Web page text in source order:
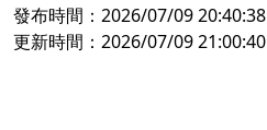
發布時間：2026/07/09 20:40:38
更新時間：2026/07/09 21:00:40